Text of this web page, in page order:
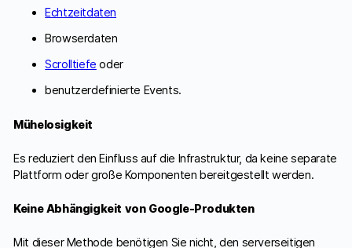
Echtzeitdaten
Browserdaten
Scrolltiefe oder
benutzerdefinierte Events.
Mühelosigkeit
Es reduziert den Einfluss auf die Infrastruktur, da keine separate
Plattform oder große Komponenten bereitgestellt werden.
Keine Abhängigkeit von Google-Produkten
Mit dieser Methode benötigen Sie nicht, den serverseitigen